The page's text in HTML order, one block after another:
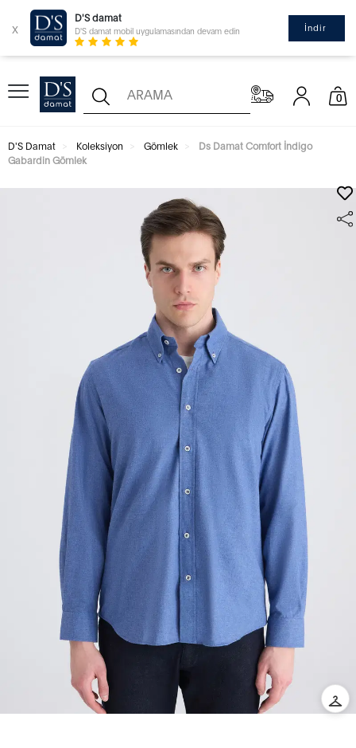
x
D'S damat
D'S damat mobil uygulamasından devam edin İndir
0
D'S Damat Koleksiyon Gömlek
Ds Damat Comfort İndigo
Gabardin Gömlek